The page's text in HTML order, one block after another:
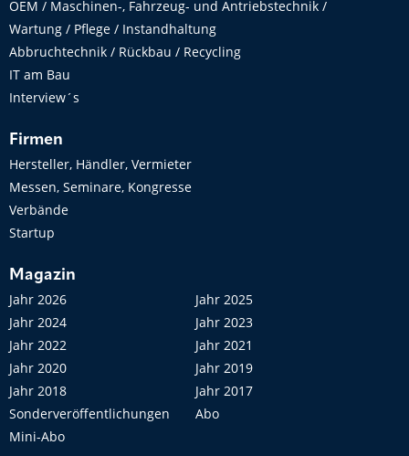
OEM / Maschinen-, Fahrzeug- und Antriebstechnik /
Wartung / Pflege / Instandhaltung
Abbruchtechnik / Rückbau / Recycling
IT am Bau
Interview´s
Firmen
Hersteller, Händler, Vermieter
Messen, Seminare, Kongresse
Verbände
Startup
Magazin
Jahr 2026
Jahr 2025
Jahr 2024
Jahr 2023
Jahr 2022
Jahr 2021
Jahr 2020
Jahr 2019
Jahr 2018
Jahr 2017
Sonderveröffentlichungen
Abo
Mini-Abo